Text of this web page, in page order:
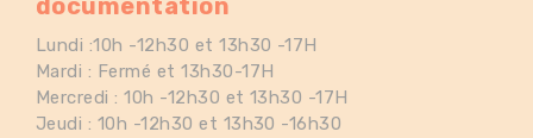
documentation
Lundi :10h -12h30 et 13h30 -17H
Mardi : Fermé et 13h30-17H
Mercredi : 10h -12h30 et 13h30 -17H
Jeudi : 10h -12h30 et 13h30 -16h30